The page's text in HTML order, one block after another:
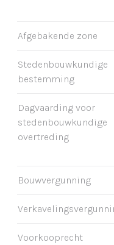
Afgebakende zone
Stedenbouwkundige
bestemming
Dagvaarding voor
stedenbouwkundige
overtreding
Bouwvergunning
Voorkooprecht